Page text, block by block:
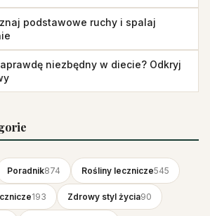
podstawowe ruchy i spalaj
niezbędny w diecie? Odkryj
Poradnik874 Rośliny lecznicze545
193 Zdrowy styl życia90